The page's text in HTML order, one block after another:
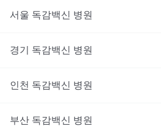
서울 독감백신 병원
경기 독감백신 병원
인천 독감백신 병원
부산 독감백신 병원